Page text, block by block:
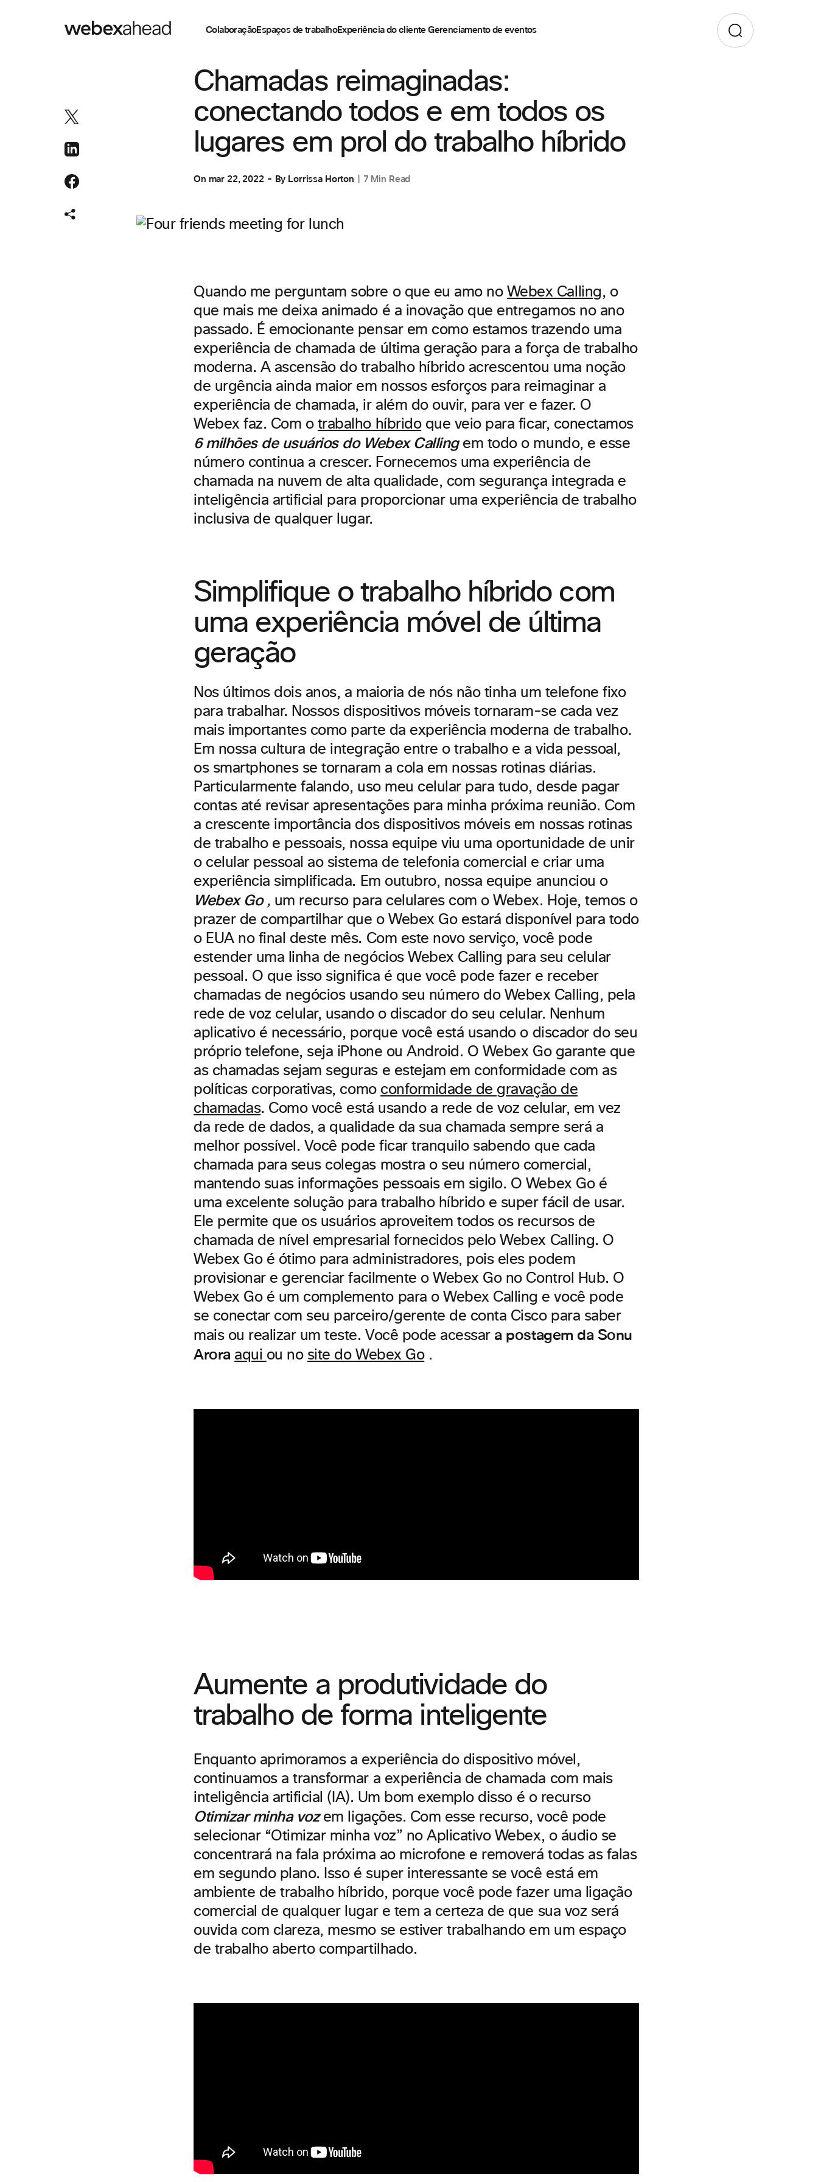
ColaboraçãoEspaços de trabalhoExperiência do clienteGerenciamento de eventos
Chamadas reimaginadas:
conectando todos e em todos os
lugares em prol do trabalho híbrido
On mar 22, 2022 By Lorrissa Horton 7 Min Read
Quando me perguntam sobre o que eu amo no Webex Calling, o
que mais me deixa animado é a inovação que entregamos no ano
passado. É emocionante pensar em como estamos trazendo uma
experiência de chamada de última geração para a força de trabalho
moderna. A ascensão do trabalho híbrido acrescentou uma noção
de urgência ainda maior em nossos esforços para reimaginar a
experiência de chamada, ir além do ouvir, para ver e fazer. O
Webex faz. Com o trabalho híbridoque veio para ficar, conectamos
6 milhões de usuários do Webex Calling em todo o mundo, e esse
número continua a crescer. Fornecemos uma experiência de
chamada na nuvem de alta qualidade, com segurança integrada e
inteligência artificial para proporcionar uma experiência de trabalho
inclusiva de qualquer lugar.
Simplifique o trabalho híbrido com
uma experiência móvel de última
geração
Nos últimos dois anos, a maioria de nós não tinha um telefone fixo
para trabalhar. Nossos dispositivos móveis tornaram-se cada vez
mais importantes como parte da experiência moderna de trabalho.
Em nossa cultura de integração entre o trabalho e a vida pessoal,
os smartphones se tornaram a cola em nossas rotinas diárias.
Particularmente falando, uso meu celular para tudo, desde pagar
contas até revisar apresentações para minha próxima reunião. Com
a crescente importância dos dispositivos móveis em nossas rotinas
de trabalho e pessoais, nossa equipe viu uma oportunidade de unir
o celular pessoal ao sistema de telefonia comercial e criar uma
experiência simplificada. Em outubro, nossa equipe anunciou o
Webex Go , um recurso para celulares com o Webex. Hoje, temos o
prazer de compartilhar que o Webex Go estará disponível para todo
o EUA no final deste mês. Com este novo serviço, você pode
estender uma linha de negócios Webex Calling para seu celular
pessoal. O que isso significa é que você pode fazer e receber
chamadas de negócios usando seu número do Webex Calling, pela
rede de voz celular, usando o discador do seu celular. Nenhum
aplicativo é necessário, porque você está usando o discador do seu
próprio telefone, seja iPhone ou Android. O Webex Go garante que
as chamadas sejam seguras e estejam em conformidade com as
políticas corporativas, como conformidade de gravação de
chamadas. Como você está usando a rede de voz celular, em vez
da rede de dados, a qualidade da sua chamada sempre será a
melhor possível. Você pode ficar tranquilo sabendo que cada
chamada para seus colegas mostra o seu número comercial,
mantendo suas informações pessoais em sigilo. O Webex Go é
uma excelente solução para trabalho híbrido e super fácil de usar.
Ele permite que os usuários aproveitem todos os recursos de
chamada de nível empresarial fornecidos pelo Webex Calling. O
Webex Go é ótimo para administradores, pois eles podem
provisionar e gerenciar facilmente o Webex Go no Control Hub. O
Webex Go é um complemento para o Webex Calling e você pode
se conectar com seu parceiro/gerente de conta Cisco para saber
mais ou realizar um teste. Você pode acessar a postagem da Sonu
Arora aqui ou no site do Webex Go .
Aumente a produtividade do
trabalho de forma inteligente
Enquanto aprimoramos a experiência do dispositivo móvel,
continuamos a transformar a experiência de chamada com mais
inteligência artificial (IA). Um bom exemplo disso é o recurso
Otimizar minha voz em ligações. Com esse recurso, você pode
selecionar “Otimizar minha voz” no Aplicativo Webex, o áudio se
concentrará na fala próxima ao microfone e removerá todas as falas
em segundo plano. Isso é super interessante se você está em
ambiente de trabalho híbrido, porque você pode fazer uma ligação
comercial de qualquer lugar e tem a certeza de que sua voz será
ouvida com clareza, mesmo se estiver trabalhando em um espaço
de trabalho aberto compartilhado.